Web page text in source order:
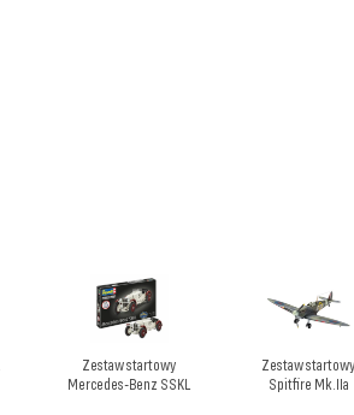
Zestaw startowy
Mercedes-Benz SSKL
Zestaw startowy
Spitfire Mk.IIa